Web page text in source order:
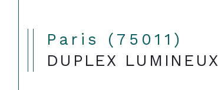
Paris (75011)
DUPLEX LUMINEUX